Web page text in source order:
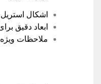
اشکال
ابعاد دقیق
ملاحظات